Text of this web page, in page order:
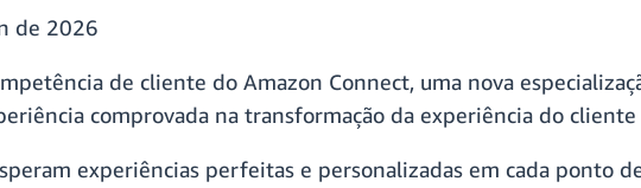
de 2026
de cliente do Amazon Connect, uma nova
comprovada na transformação da experiência do
experiências perfeitas e personalizadas em cada ponto